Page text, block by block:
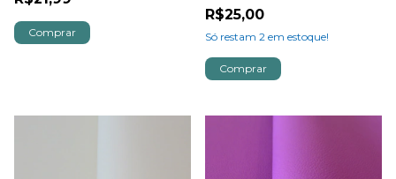
R$25,00
Só restam 2 em estoque!